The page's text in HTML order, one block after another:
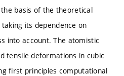
basis of the theoretical
its dependence on
into account. The atomistic
tensile deformations in cubic
first principles computational